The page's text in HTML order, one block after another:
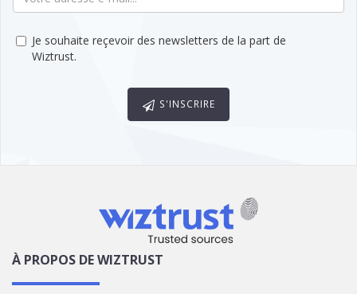
Je souhaite reçevoir des newsletters de la part de
Wiztrust.
S'INSCRIRE
À PROPOS DE WIZTRUST